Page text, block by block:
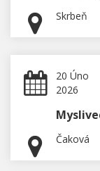
Skrbeň
20 Úno
2026
Čaková